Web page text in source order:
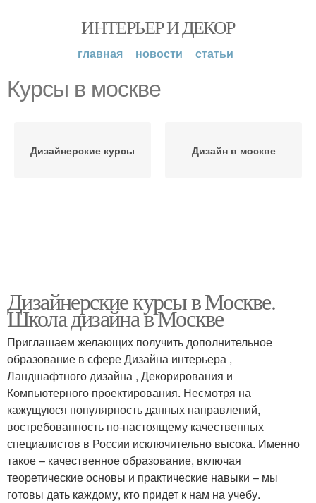
ИНТЕРЬЕР И ДЕКОР
главная новости статьи
Курсы в москве
Дизайнерские курсы Дизайн в москве
Дизайнерские курсы в Москве.
Школа дизайна в Москве
Приглашаем желающих получить дополнительное
образование в сфере Дизайна интерьера ,
Ландшафтного дизайна , Декорирования и
Компьютерного проектирования. Несмотря на
кажущуюся популярность данных направлений,
востребованность по-настоящему качественных
специалистов в России исключительно высока. Именно
такое – качественное образование, включая
теоретические основы и практические навыки – мы
готовы дать каждому, кто придет к нам на учебу.